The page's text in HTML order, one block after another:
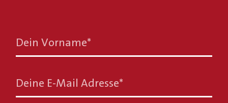
Dein Vorname*
Deine E-Mail Adresse*